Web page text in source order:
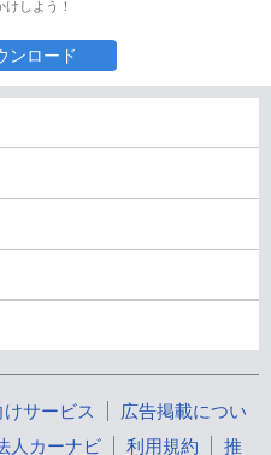
しよう！
ンロード
サービス
広告掲載につい
人カーナビ 利用規約 推